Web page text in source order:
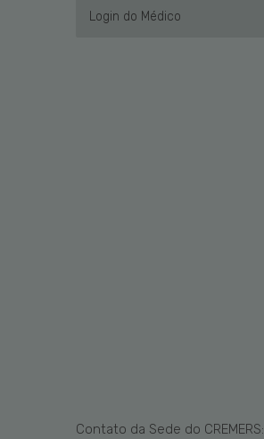
Login do Médico
Contato da Sede do CREMERS: